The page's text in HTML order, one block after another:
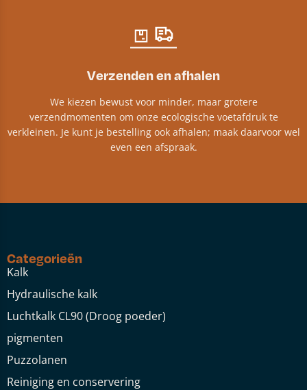
Verzenden en afhalen
We kiezen bewust voor minder, maar grotere
verzendmomenten om onze ecologische voetafdruk te
verkleinen. Je kunt je bestelling ook afhalen; maak daarvoor wel
even een afspraak.
Categorieën
Kalk
Hydraulische kalk
Luchtkalk CL90 (Droog poeder)
pigmenten
Puzzolanen
Reiniging en conservering